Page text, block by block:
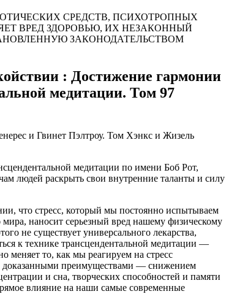
СРЕДСТВ, ПСИХОТРОПНЫХ
ВРЕД ЗДОРОВЬЮ, ИХ НЕЗАКОННЫЙ
ЗАКОНОДАТЕЛЬСТВОМ
: Достижение гармонии
медитации. Том 97
и Гвинет Пэлтроу. Том Хэнкс и Жизель
медитации по имени Боб Рот,
людей раскрыть свои внутренние таланты и силу
что стресс, который мы постоянно испытываем
наносит серьезный вред нашему физическому
не существует универсального лекарства,
к технике трансцендентальной медитации —
меняет то, как мы реагируем на стресс
преимуществами — снижением
и сна, творческих способностей и памяти
влияние на наши самые современные